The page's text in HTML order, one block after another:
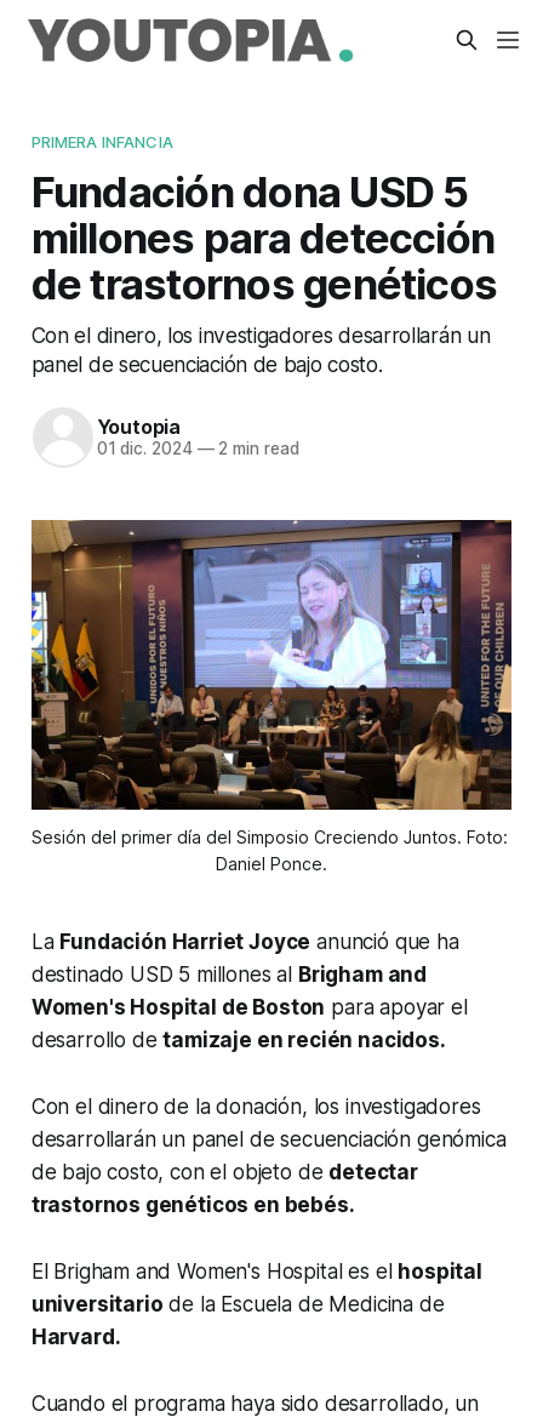
PRIMERA INFANCIA
Fundación dona USD 5
millones para detección
de trastornos genéticos
Con el dinero, los investigadores desarrollarán un
panel de secuenciación de bajo costo.
Youtopia
01 dic. 2024 —2 min read
Sesión del primer día del Simposio Creciendo Juntos. Foto:
Daniel Ponce.
La Fundación Harriet Joyce anunció que ha
destinado USD 5 millones al Brigham and
Women's Hospital de Boston para apoyar el
desarrollo detamizaje en recién nacidos.
Con el dinero de la donación, los investigadores
desarrollarán un panel de secuenciación genómica
de bajo costo, con el objeto de detectar
trastornos genéticos en bebés.
El Brigham and Women's Hospital es el hospital
universitario de la Escuela de Medicina de
Harvard.
Cuando el programa haya sido desarrollado, un